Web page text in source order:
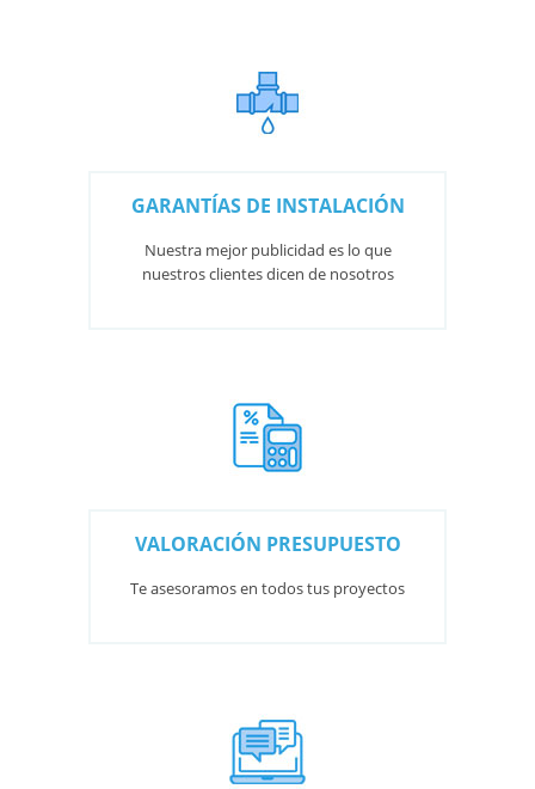
GARANTÍAS DE INSTALACIÓN
Nuestra mejor publicidad es lo que
nuestros clientes dicen de nosotros
VALORACIÓN PRESUPUESTO
Te asesoramos en todos tus proyectos